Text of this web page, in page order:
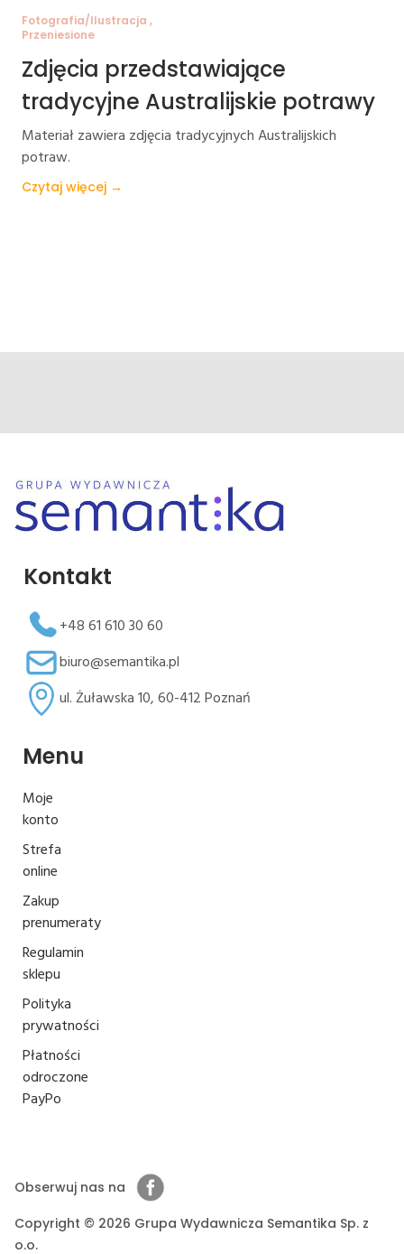
Fotografia/Ilustracja ,
Przeniesione
Zdjęcia przedstawiające
tradycyjne Australijskie potrawy
Materiał zawiera zdjęcia tradycyjnych Australijskich
potraw.
Czytaj więcej →
Kontakt
+48 61 610 30 60
biuro@semantika.pl
ul. Żuławska 10, 60-412 Poznań
Menu
Moje
konto
Strefa
online
Zakup
prenumeraty
Regulamin
sklepu
Polityka
prywatności
Płatności
odroczone
PayPo
Obserwuj nas na
Copyright © 2026 Grupa Wydawnicza Semantika Sp. z
o.o.